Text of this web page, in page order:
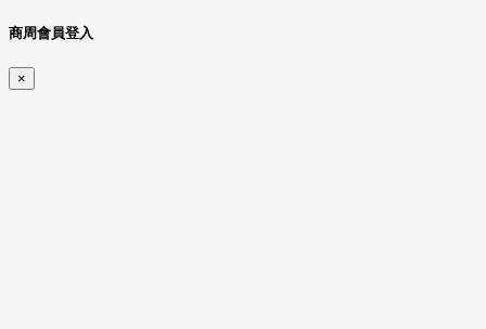
商周會員登入
×